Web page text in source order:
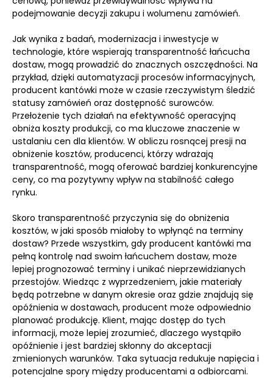
podejmowanie decyzji zakupu i wolumenu zamówień.
Jak wynika z badań, modernizacja i inwestycje w
technologie, które wspierają transparentność łańcucha
dostaw, mogą prowadzić do znacznych oszczędności. Na
przykład, dzięki automatyzacji procesów informacyjnych,
producent kantówki może w czasie rzeczywistym śledzić
statusy zamówień oraz dostępność surowców.
Przełożenie tych działań na efektywność operacyjną
obniża koszty produkcji, co ma kluczowe znaczenie w
ustalaniu cen dla klientów. W obliczu rosnącej presji na
obniżenie kosztów, producenci, którzy wdrażają
transparentność, mogą oferować bardziej konkurencyjne
ceny, co ma pozytywny wpływ na stabilność całego
rynku.
Skoro transparentność przyczynia się do obniżenia
kosztów, w jaki sposób miałoby to wpłynąć na terminy
dostaw? Przede wszystkim, gdy producent kantówki ma
pełną kontrolę nad swoim łańcuchem dostaw, może
lepiej prognozować terminy i unikać nieprzewidzianych
przestojów. Wiedząc z wyprzedzeniem, jakie materiały
będą potrzebne w danym okresie oraz gdzie znajdują się
opóźnienia w dostawach, producent może odpowiednio
planować produkcję. Klient, mając dostęp do tych
informacji, może lepiej zrozumieć, dlaczego wystąpiło
opóźnienie i jest bardziej skłonny do akceptacji
zmienionych warunków. Taka sytuacja redukuje napięcia i
potencjalne spory między producentami a odbiorcami.